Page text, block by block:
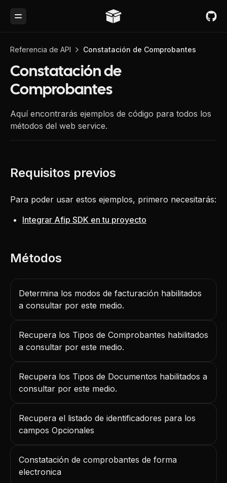
Toggle Menu
Referencia de API Constatación de Comprobantes
Constatación de
Comprobantes
Aquí encontrarás ejemplos de código para todos los
métodos del web service.
Para poder usar estos ejemplos, primero necesitarás:
Integrar Afip SDK en tu proyecto
Determina los modos de facturación habilitados
a consultar por este medio.
Recupera los Tipos de Comprobantes habilitados
a consultar por este medio.
Recupera los Tipos de Documentos habilitados a
consultar por este medio.
Recupera el listado de identificadores para los
campos Opcionales
Constatación de comprobantes de forma
electronica